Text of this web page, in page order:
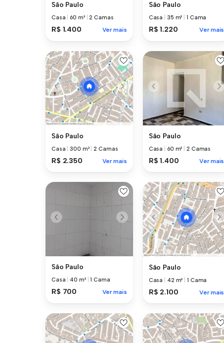
São Paulo
Casa 60 m² |2 Camas
R$ 1.400 Ver mais
São Paulo
Casa 35 m² |1 Cama
R$ 1.220 Ver mais
São Paulo
Casa |300 m² |2 Camas
R$ 2.350 Ver mais
São Paulo
Casa 60 m² |2 Camas
R$ 1.400 Ver mais
São Paulo
Casa 40 m² |1 Cama
R$ 700 Ver mais
São Paulo
Casa 42 m² |1 Cama
R$ 2.100 Ver mais